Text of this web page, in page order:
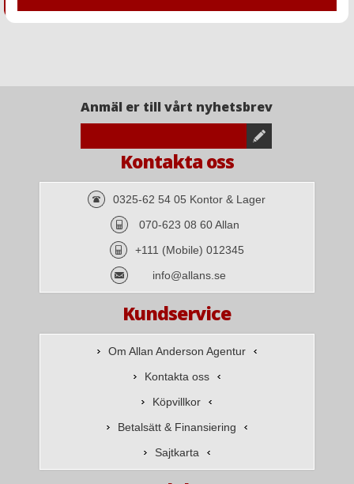
Anmäl er till vårt nyhetsbrev
Kontakta oss
0325-62 54 05 Kontor & Lager
070-623 08 60 Allan
+111 (Mobile) 012345
info@allans.se
Kundservice
Om Allan Anderson Agentur
Kontakta oss
Köpvillkor
Betalsätt & Finansiering
Sajtkarta